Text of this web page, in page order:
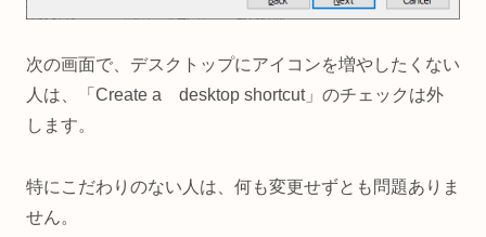
次の画面で、デスクトップにアイコンを増やしたくない
人は、「Create a desktop shortcut」のチェックは外
します。
特にこだわりのない人は、何も変更せずとも問題ありま
せん。